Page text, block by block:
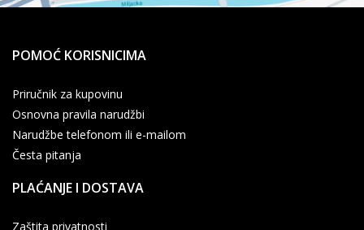
POMOĆ KORISNICIMA
Priručnik za kupovinu
Osnovna pravila narudžbi
Narudžbe telefonom ili e-mailom
Česta pitanja
PLAĆANJE I DOSTAVA
Zaštita privatnosti